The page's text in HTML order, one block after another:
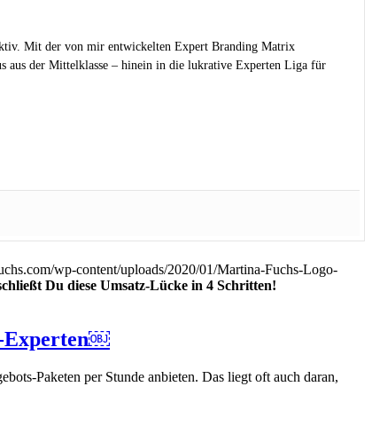
Mit der von mir entwickelten Expert Branding Matrix
aus der Mittelklasse – hinein in die lukrative Experten Liga für
wp-content/uploads/2020/01/Martina-Fuchs-Logo-
Du diese Umsatz-Lücke in 4 Schritten!
Experten￼
Paketen per Stunde anbieten. Das liegt oft auch daran,